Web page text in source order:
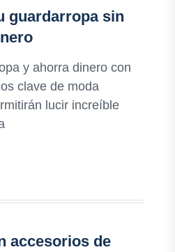
guardarropa sin
y ahorra dinero con
clave de moda
lucir increíble
accesorios de